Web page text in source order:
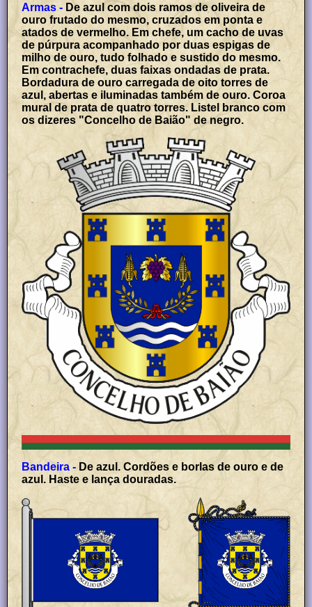
Armas - De azul com dois ramos de oliveira de
ouro frutado do mesmo, cruzados em ponta e
atados de vermelho. Em chefe, um cacho de uvas
de púrpura acompanhado por duas espigas de
milho de ouro, tudo folhado e sustido do mesmo.
Em contrachefe, duas faixas ondadas de prata.
Bordadura de ouro carregada de oito torres de
azul, abertas e iluminadas também de ouro. Coroa
mural de prata de quatro torres. Listel branco com
os dizeres "Concelho de Baião" de negro.
Bandeira - De azul. Cordões e borlas de ouro e de
azul. Haste e lança douradas.